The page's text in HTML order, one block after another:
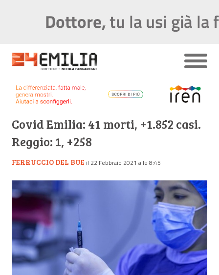
Covid Emilia: 41 morti, +1.852 casi.
Reggio: 1, +258
FERRUCCIO DEL BUE il 22 Febbraio 2021 alle 8:45